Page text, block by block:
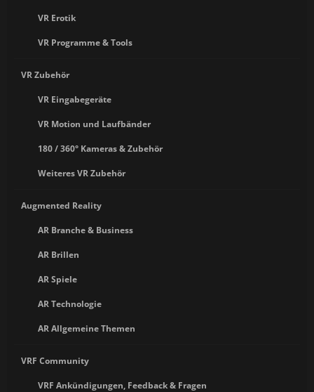
VR Erotik
VR Programme & Tools
VR Zubehör
VR Eingabegeräte
VR Motion und Laufbänder
180 / 360° Kameras & Zubehör
Weiteres VR Zubehör
Augmented Reality
AR Branche & Business
AR Brillen
AR Spiele
AR Technologie
AR Allgemeine Themen
VRF Community
VRF Ankündigungen, Feedback & Fragen